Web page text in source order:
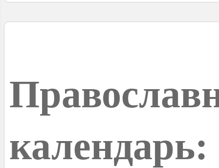
календарь: